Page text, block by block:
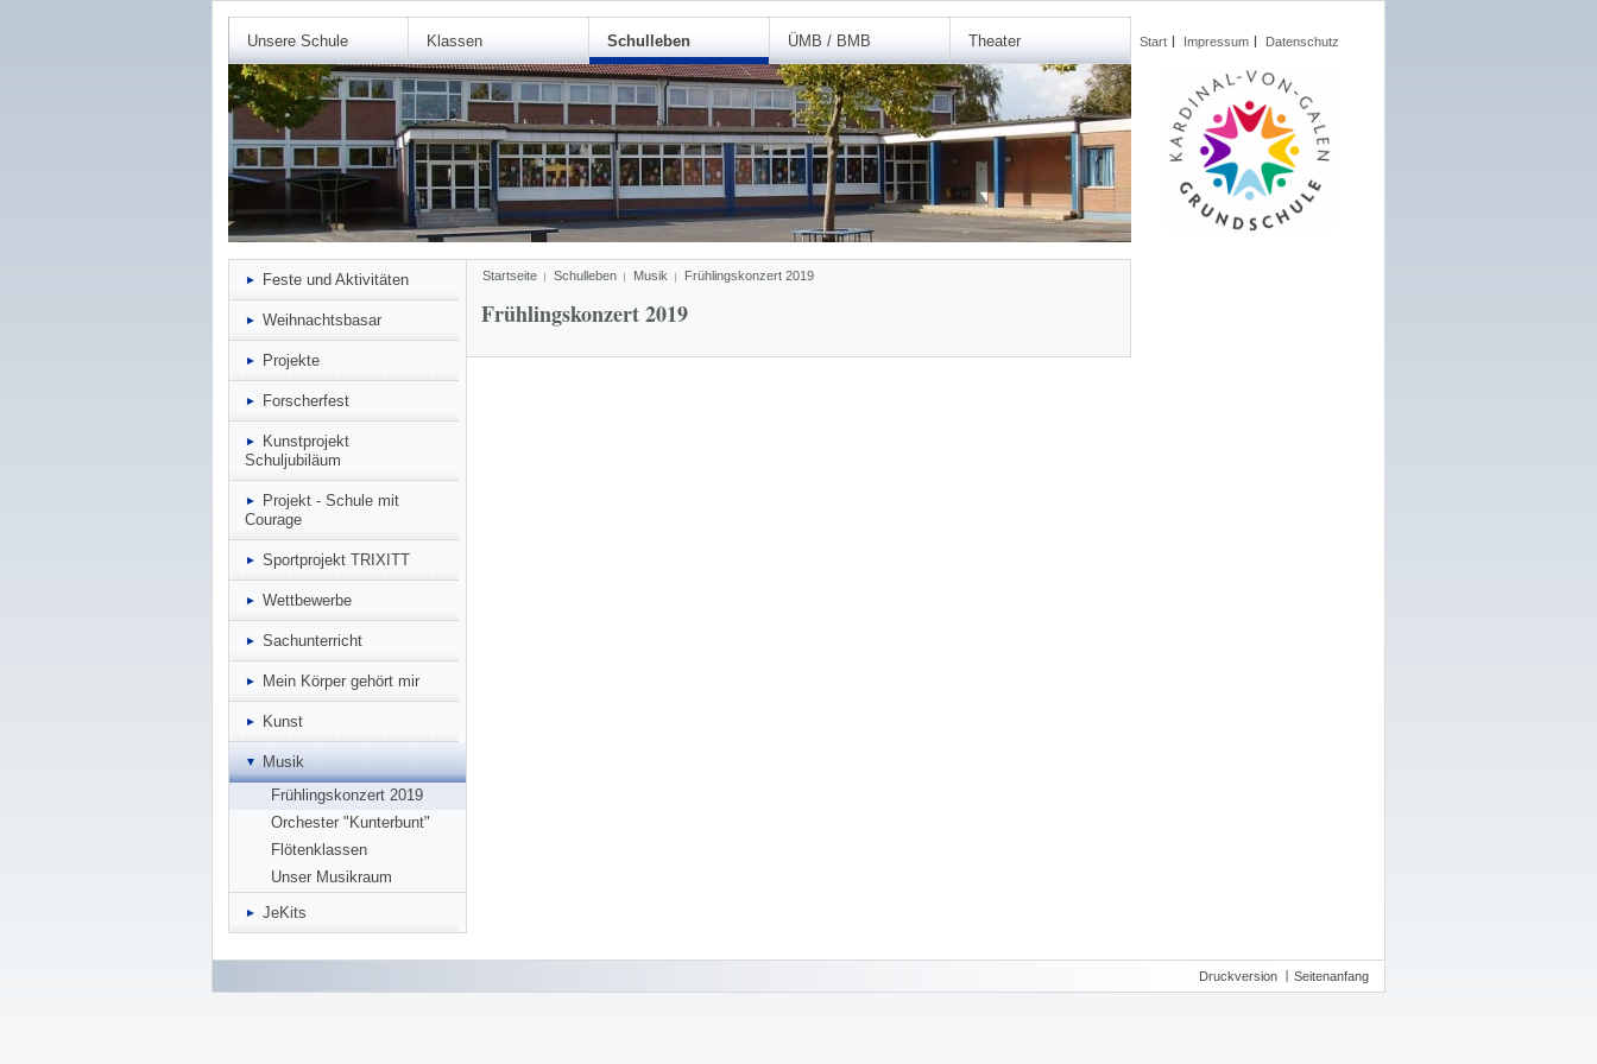
Unsere Schule Klassen Schulleben ÜMB / BMB Theater Start Impressum Datenschutz
Startseite Schulleben Musik Frühlingskonzert 2019
Frühlingskonzert 2019
Feste und Aktivitäten
Weihnachtsbasar
Projekte
Forscherfest
Kunstprojekt
Schuljubiläum
Projekt - Schule mit
Courage
Sportprojekt TRIXITT
Wettbewerbe
Sachunterricht
Mein Körper gehört mir
Kunst
Musik
Frühlingskonzert 2019
Orchester "Kunterbunt"
Flötenklassen
Unser Musikraum
JeKits
Seitenanfang
Druckversion